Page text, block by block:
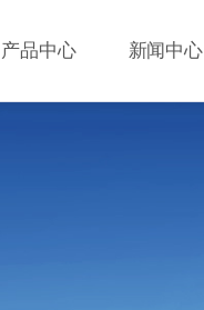
产品中心 新闻中心